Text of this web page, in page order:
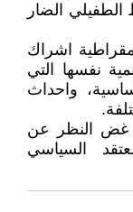
الطفيلي الضار
اشراك
نفسها التي
واحداث
غض النظر عن
السياسي